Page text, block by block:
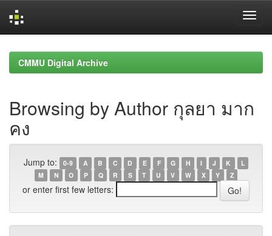
navigationCMMU Digital Archive
Browsing by Author กุลยา มาก
คง
Jump to: 0-9 A B C D E F G H I J K
L
M
N O P Q R S T U V W X Y Z
or enter first few letters: